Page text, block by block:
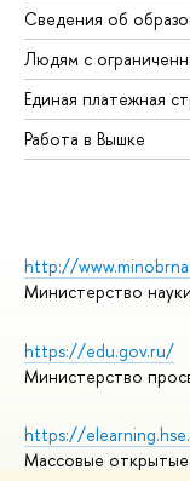
Сведения об
Людям с
Единая платежная
Работа в Вышке
http://
Министерство
https://edu.gov.ru/
Министерство
https://
Массовые